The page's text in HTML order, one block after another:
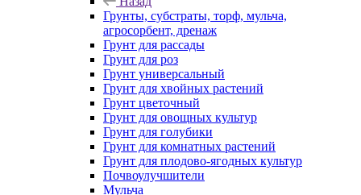
Грунты, субстраты, торф, мульча,
агросорбент, дренаж
Грунт для рассады
Грунт для роз
Грунт универсальный
Грунт для хвойных растений
Грунт цветочный
Грунт для овощных культур
Грунт для голубики
Грунт для комнатных растений
Грунт для плодово-ягодных культур
Почвоулучшители
Мульча